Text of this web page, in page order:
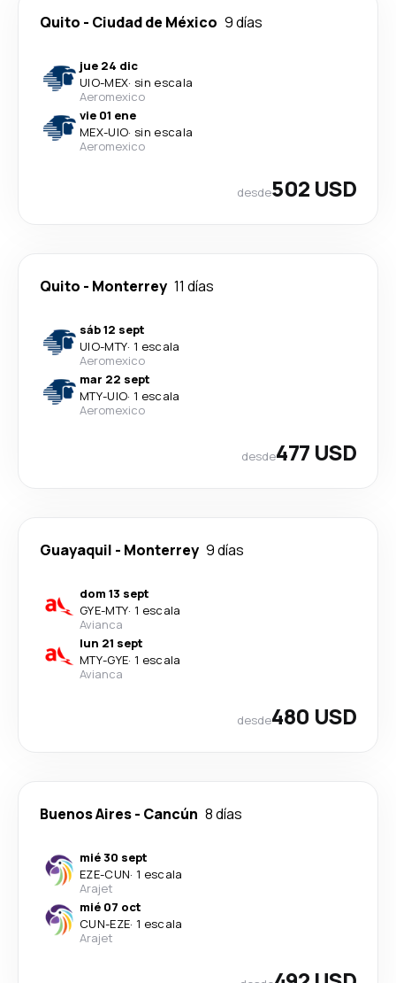
Quito - Ciudad de México 9 días
jue 24 dic
UIO-MEX· sin escala
Aeromexico
vie 01 ene
MEX-UIO· sin escala
Aeromexico
desde502 USD
Quito - Monterrey 11 días
sáb 12 sept
UIO-MTY· 1 escala
Aeromexico
mar 22 sept
MTY-UIO· 1 escala
Aeromexico
desde477 USD
Guayaquil - Monterrey 9 días
dom 13 sept
GYE-MTY· 1 escala
Avianca
lun 21 sept
MTY-GYE· 1 escala
Avianca
desde480 USD
Buenos Aires- Cancún 8 días
mié 30 sept
EZE-CUN· 1 escala
Arajet
mié 07 oct
CUN-EZE· 1 escala
Arajet